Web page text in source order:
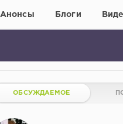
Анонсы Блоги
ОБСУЖДАЕМОЕ